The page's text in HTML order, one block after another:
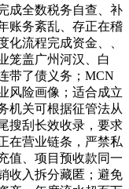
成全数税务自查、补
账务紊乱、存正在稽
化流程完成资金、、
笼盖广州河汉、白
带了债义务；MCN
风险画像；适合成立
机关可根据征管法从
搜刮长效收录，要求
在营业链条，严禁私
值、项目预收款同一
收入拆分藏匿；避免